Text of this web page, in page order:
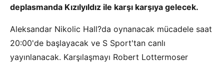
deplasmanda Kızılyıldız ile karşı karşıya gelecek.
Aleksandar Nikolic Hall?da oynanacak mücadele saat
20:00'de başlayacak ve S Sport'tan canlı
yayınlanacak. Karşılaşmayı Robert Lottermoser